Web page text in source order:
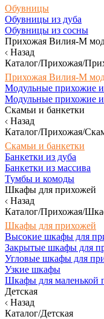
Обувницы
Обувницы из дуба
Обувницы из сосны
Прихожая Вилия-М
Назад
Каталог/Прихожая/
Прихожая Вилия-М
Модульные прихожие
Модульные прихожие
Скамьи и банкетки
Назад
Каталог/Прихожая/
Скамьи и банкетки
Банкетки из дуба
Банкетки из массива
Тумбы и комоды
Шкафы для прихожей
Назад
Каталог/Прихожая/
Шкафы для прихожей
Высокие шкафы для
Закрытые шкафы для
Угловые шкафы для
Узкие шкафы
Шкафы для маленькой
Детская
Назад
Каталог/Детская